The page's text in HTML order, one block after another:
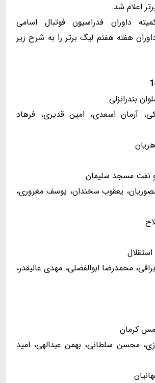
اعلام شد.
داوران فدراسیون فوتبال اسامی
هفته هفتم لیگ برتر را به شرح زیر
بندرانزلی
آرمان اسعدی، امین قدیری، فرهاد
نفت مسجد سلیمان
یعقوب سخندان، یوسف مغروری،
محمدرضا ابوالفضلی، مهدی عالیقدر،
مس کرمان
محسن سلطانی، بهمن عبدالهی، امید